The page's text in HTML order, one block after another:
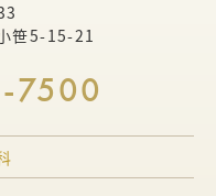
笹5-15-21
7500